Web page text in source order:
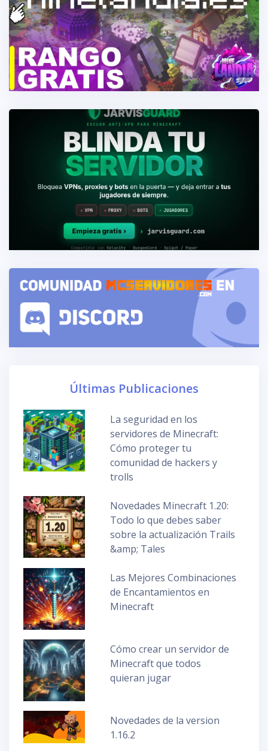
Últimas Publicaciones
La seguridad en los
servidores de Minecraft:
Cómo proteger tu
comunidad de hackers y
trolls
Novedades Minecraft 1.20:
Todo lo que debes saber
sobre la actualización Trails
&amp; Tales
Las Mejores Combinaciones
de Encantamientos en
Minecraft
Cómo crear un servidor de
Minecraft que todos
quieran jugar
Novedades de la version
1.16.2